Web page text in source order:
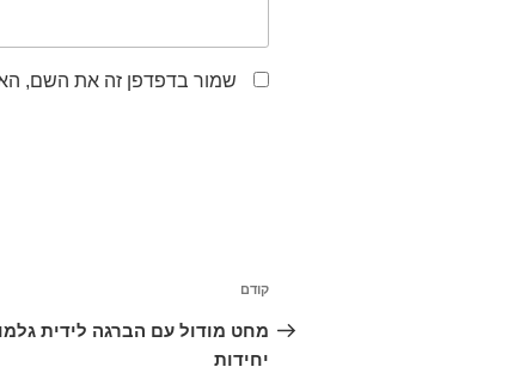
שמור בדפדפן זה את השם,
קודם
יחידות